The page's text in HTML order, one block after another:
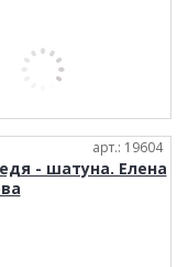
арт.: 19604
- шатуна. Елена